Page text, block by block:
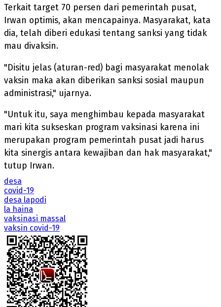
Terkait target 70 persen dari pemerintah pusat,
Irwan optimis, akan mencapainya. Masyarakat, kata
dia, telah diberi edukasi tentang sanksi yang tidak
mau divaksin.
"Disitu jelas (aturan-red) bagi masyarakat menolak
vaksin maka akan diberikan sanksi sosial maupun
administrasi," ujarnya.
"Untuk itu, saya menghimbau kepada masyarakat
mari kita sukseskan program vaksinasi karena ini
merupakan program pemerintah pusat jadi harus
kita sinergis antara kewajiban dan hak masyarakat,"
tutup Irwan.
desa
covid-19
desa lapodi
la haina
vaksinasi massal
vaksin covid-19